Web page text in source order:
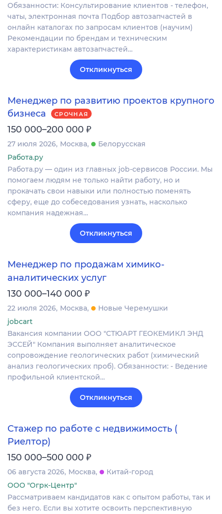
Обязанности: Консультирование клиентов - телефон,
чаты, электронная почта Подбор автозапчастей в
онлайн каталогах по запросам клиентов (научим)
Рекомендации по брендам и техническим
характеристикам автозапчастей…
Откликнуться
Менеджер по развитию проектов крупного
бизнеса
СРОЧНАЯ
150 000–200 000 ₽
27 июля 2026 Москва
Белорусская
Работа.ру
Работа.ру — один из главных job-сервисов России. Мы
помогаем людям не только найти работу, но и
прокачать свои навыки или полностью поменять
сферу, еще до собеседования узнать, насколько
компания надежная…
Откликнуться
Менеджер по продажам химико-
аналитических услуг
130 000–140 000 ₽
22 июля 2026 Москва
Новые Черемушки
jobcart
Вакансия компании ООО "СТЮАРТ ГЕОКЕМИКЛ ЭНД
ЭССЕЙ" Компания выполняет аналитическое
сопровождение геологических работ (химический
анализ геологических проб). Обязанности: - Ведение
профильной клиентской…
Откликнуться
Стажер по работе с недвижимость (
Риелтор)
150 000–500 000 ₽
06 августа 2026 Москва
Китай-город
ООО "Огрк-Центр"
Рассматриваем кандидатов как с опытом работы, так и
без него. Если вы хотите освоить перспективную